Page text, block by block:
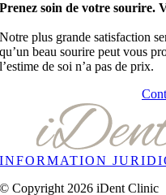
Prenez soin de votre sourire.
Notre plus grande satisfaction
qu’un beau sourire peut vous
l’estime de soi n’a pas de prix.
INFORMATION
© Copyright 2026 iDent Clinic